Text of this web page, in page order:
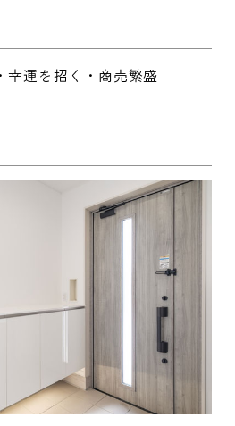
幸運を招く・商売繁盛